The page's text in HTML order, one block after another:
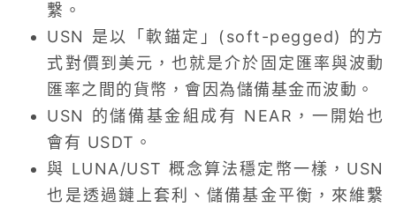
繫。
USN 是以「軟錨定」(soft-pegged) 的方
式對價到美元，也就是介於固定匯率與波動
匯率之間的貨幣，會因為儲備基金而波動。
USN 的儲備基金組成有 NEAR，一開始也
會有 USDT。
與 LUNA/UST 概念算法穩定幣一樣，USN
也是透過鏈上套利、儲備基金平衡，來維繫